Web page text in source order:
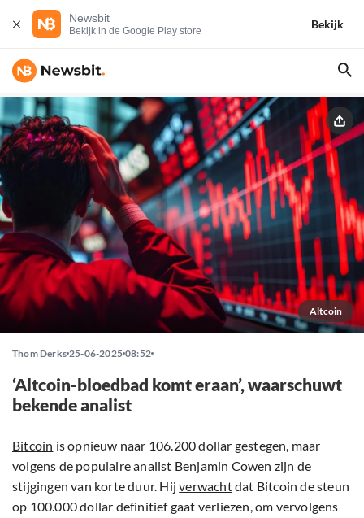
Newsbit
Bekijk in de Google Play store
Bekijk
Altcoin
Thom Derks 25-06-2025 08:52
‘Altcoin-bloedbad komt eraan’, waarschuwt
bekende analist
Bitcoin is opnieuw naar 106.200 dollar gestegen, maar
volgens de populaire analist Benjamin Cowen zijn de
stijgingen van korte duur. Hijverwachtdat Bitcoin de steun
op 100.000 dollar definitief gaat verliezen, om vervolgens